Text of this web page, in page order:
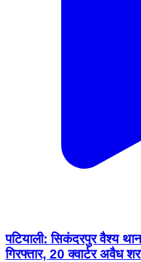
पटियाली: सिकंदरपुर वैश्य
गिरफ्तार, 20 क्वार्टर अवैध